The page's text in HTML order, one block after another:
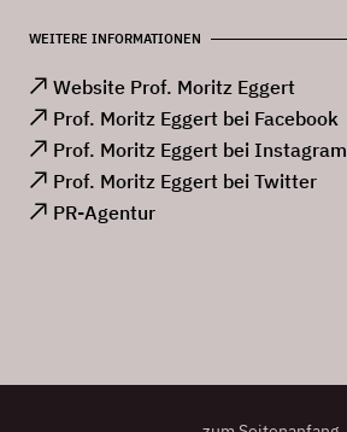
WEITERE INFORMATIONEN
Website Prof. Moritz Eggert
Prof. Moritz Eggert bei Facebook
Prof. Moritz Eggert bei Instagram
Prof. Moritz Eggert bei Twitter
PR-Agentur